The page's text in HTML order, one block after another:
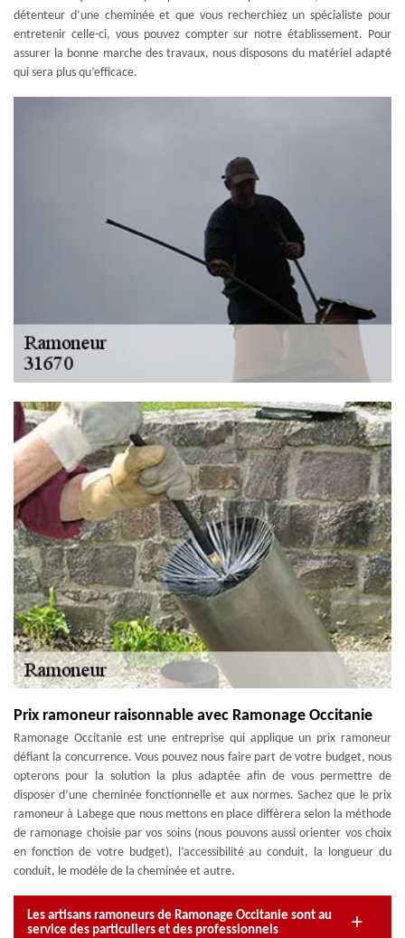
détenteur d’une cheminée et que vous recherchiez un spécialiste pour
entretenir celle-ci, vous pouvez compter sur notre établissement. Pour
assurer la bonne marche des travaux, nous disposons du matériel adapté
qui sera plus qu’efficace.
Prix ramoneur raisonnable avec Ramonage Occitanie
Ramonage Occitanie est une entreprise qui applique un prix ramoneur
défiant la concurrence. Vous pouvez nous faire part de votre budget, nous
opterons pour la solution la plus adaptée afin de vous permettre de
disposer d’une cheminée fonctionnelle et aux normes. Sachez que le prix
ramoneur à Labege que nous mettons en place diffèrera selon la méthode
de ramonage choisie par vos soins (nous pouvons aussi orienter vos choix
en fonction de votre budget), l’accessibilité au conduit, la longueur du
conduit, le modèle de la cheminée et autre.
Les artisans ramoneurs de Ramonage Occitanie sont au
service des particuliers et des professionnels